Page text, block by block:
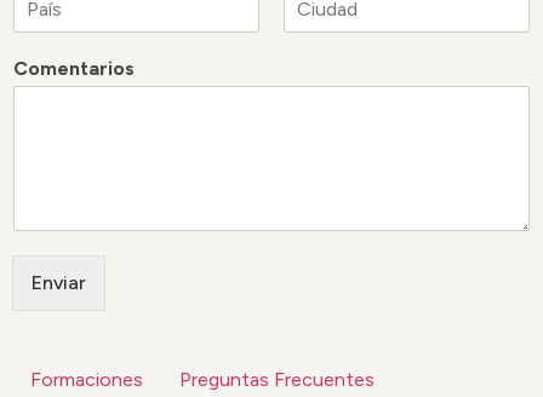
o
m
Comentarios
Enviar
Formaciones Preguntas Frecuentes